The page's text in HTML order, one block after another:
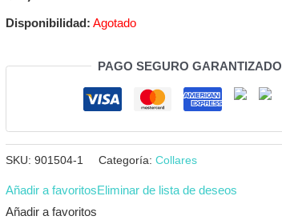
Disponibilidad: Agotado
PAGO SEGURO GARANTIZADO
SKU: 901504-1 Categoría: Collares
Añadir a favoritosEliminar de lista de deseos
Añadir a favoritos